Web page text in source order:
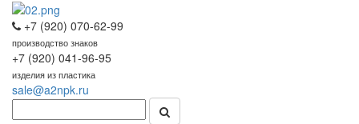
+7 (920) 070-62-99
производство знаков
+7 (920) 041-96-95
изделия из пластика
sale@a2npk.ru